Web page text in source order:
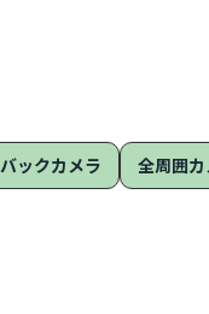
バックカメラ 全周囲